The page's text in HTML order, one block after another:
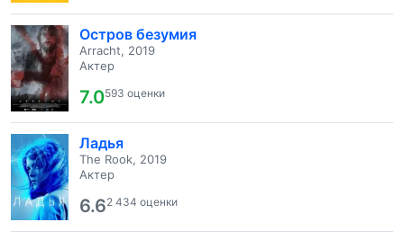
Остров безумия
Arracht, 2019
Актер
7.0593 оценки
Ладья
The Rook, 2019
Актер
6.62 434 оценки